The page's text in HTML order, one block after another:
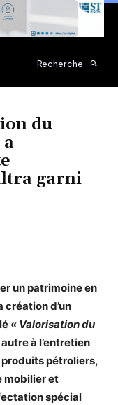
Recherche
du
garni
un patrimoine en
création d’un
« Valorisation du
à l’entretien
pétroliers,
mobilier et
spécial